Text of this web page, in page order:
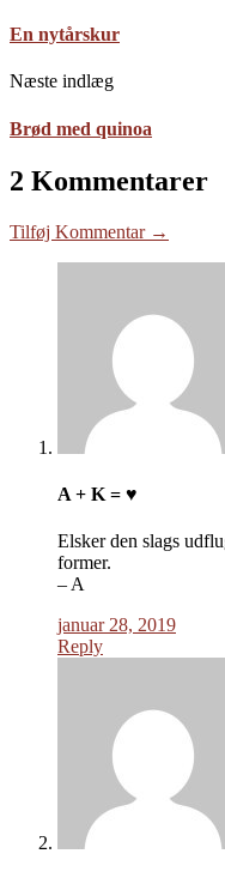
En nytårskur
Næste indlæg
Brød med quinoa
2 Kommentarer
Tilføj Kommentar →
A + K = ♥
Elsker den slags
former.
– A
januar 28, 2019
Reply